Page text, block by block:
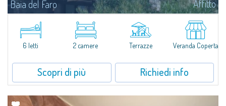
Baia del Faro Affitto
Novità 2026: Aria Condizionata e Piani a Induzione.A soli 500 mt. dal centro
abitato di Palau e a meno di 350 mt. dal mare, il complesso residenziale di
Baia del Faro si compone di 18 unità in affitto, alcune delle...
6 letti 2 camere Terrazze Veranda Coperta
Scopri di più Richiedi info